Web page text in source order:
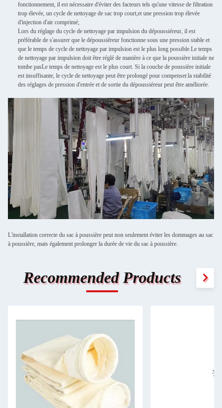
fonctionnement, il est nécessaire d'éviter des facteurs tels qu'une vitesse de filtration
trop élevée, un cycle de nettoyage de sac trop court,et une pression trop élevée
d'injection d'air comprimé;
Lors du réglage du cycle de nettoyage par impulsion du dépoussiéreur, il est
préférable de s'assurer que le dépoussiéreur fonctionne sous une pression stable et
que le temps de cycle de nettoyage par impulsion est le plus long possible.Le temps
de nettoyage par impulsion doit être réglé de manière à ce que la poussière initiale ne
tombe pasLe temps de nettoyage est le plus court. Si la couche de poussière initiale
est insuffisante, le cycle de nettoyage peut être prolongé pour compenser.la stabilité
des réglages de pression d'entrée et de sortie du dépoussiéreur peut être améliorée.
L'installation correcte du sac à poussière peut non seulement éviter les dommages au sac
à poussière, mais également prolonger la durée de vie du sac à poussière.
Recommended Products